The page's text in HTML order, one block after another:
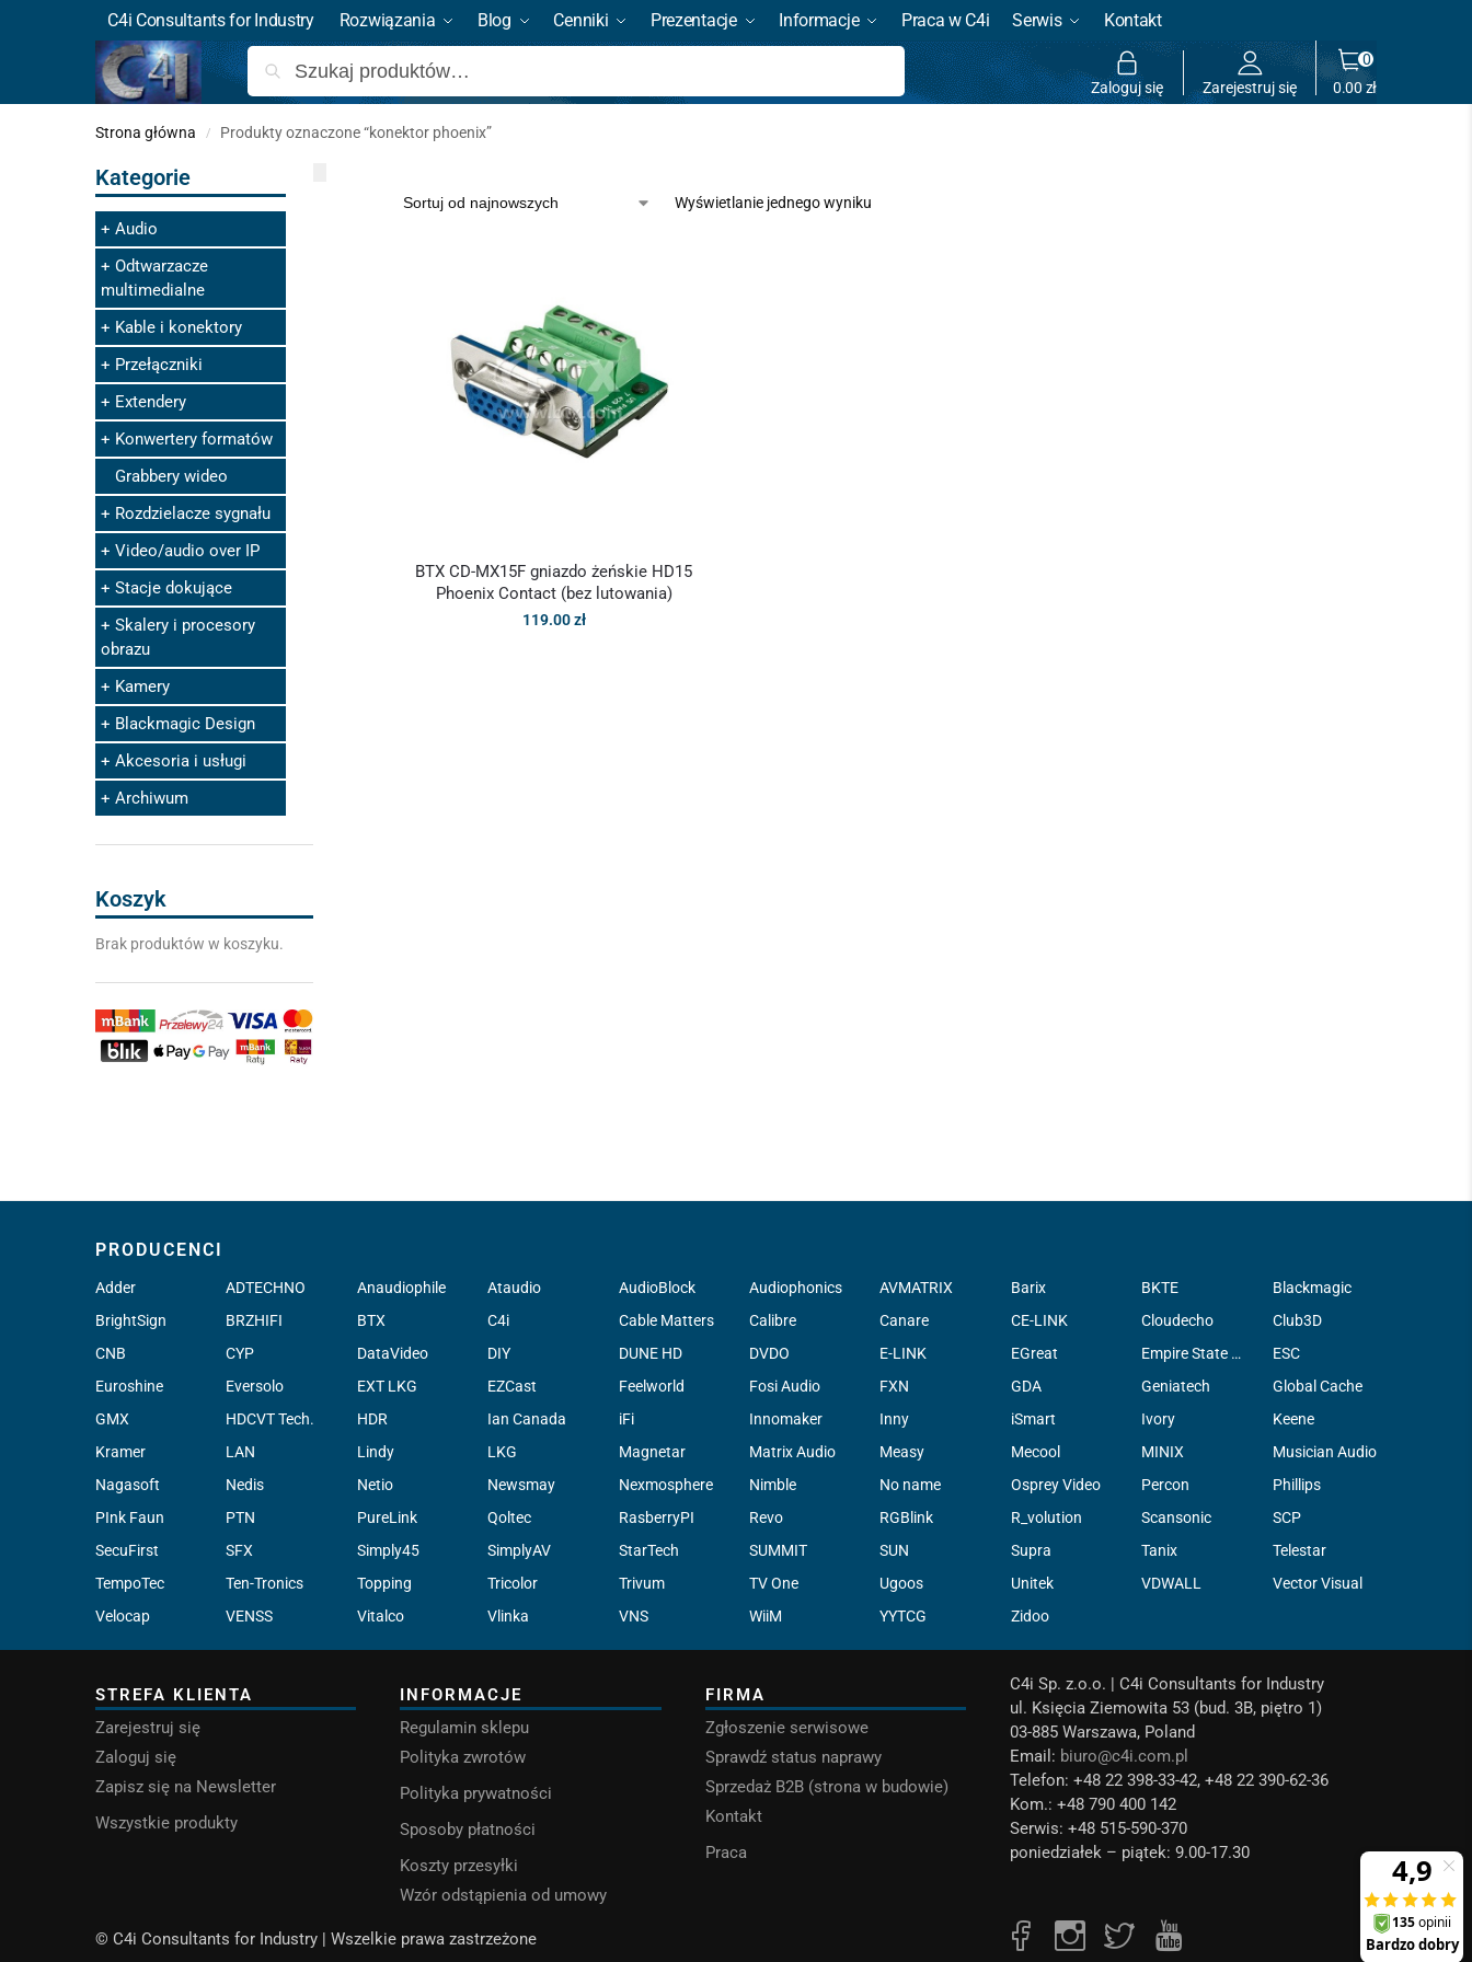
C4i Consultants for Industry Rozwiązania Blog Cenniki Prezentacje Informacje Praca w C4i Serwis Kontakt
Szukaj
Zaloguj się Zarejestruj się 0.00zł
0
Strona główna / Produkty oznaczone “konektor phoenix”
Wyświetlanie jednego wyniku
BTX CD-MX15F gniazdo żeńskie HD15
Phoenix Contact (bez lutowania)
119.00zł
Kategorie
Audio
Odtwarzacze
multimedialne
Kable i konektory
Przełączniki
Extendery
Konwertery formatów
Grabbery wideo
Rozdzielacze sygnału
Video/audio over IP
Stacje dokujące
Skalery i procesory
obrazu
Kamery
Blackmagic Design
Akcesoria i usługi
Archiwum
Koszyk
Brak produktów w koszyku.
PRODUCENCI
Adder ADTECHNO Anaudiophile Ataudio AudioBlock Audiophonics AVMATRIX Barix BKTE
Blackmagic
BrightSign
BRZHIFI BTX C4i Cable Matters Calibre Canare CE-LINK Cloudecho
Club3D
CNB
CYP DataVideo DIY DUNE HD DVDO E-LINK EGreat Empire State Filter Company, INC.
ESC
Euroshine
Eversolo EXT LKG EZCast Feelworld Fosi Audio FXN GDA Geniatech
Global Cache
GMX
HDCVT Tech. HDR Ian Canada iFi Innomaker Inny iSmart Ivory
Keene
Kramer
LAN Lindy LKG Magnetar Matrix Audio Measy Mecool MINIX
Musician Audio
Nagasoft
Nedis Netio Newsmay Nexmosphere Nimble No name Osprey Video Percon
Phillips
PInk Faun
PTN PureLink Qoltec RasberryPI Revo RGBlink R_volution Scansonic
SCP
SecuFirst
SFX Simply45 SimplyAV StarTech SUMMIT SUN Supra Tanix
Telestar
TempoTec
Ten-Tronics Topping Tricolor Trivum TV One Ugoos Unitek VDWALL
Vector Visual
Velocap
VENSS Vitalco Vlinka VNS WiiM YYTCG Zidoo
STREFA KLIENTA
Zarejestruj się
Zaloguj się
Zapisz się na Newsletter
Wszystkie produkty
INFORMACJE
Regulamin sklepu
Polityka zwrotów
Polityka prywatności
Sposoby płatności
Koszty przesyłki
Wzór odstąpienia od umowy
FIRMA
Zgłoszenie serwisowe
Sprawdź status naprawy
Sprzedaż B2B (strona w budowie)
Kontakt
Praca
C4i Sp. z.o.o. | C4i Consultants for Industry
ul. Księcia Ziemowita 53 (bud. 3B, piętro 1)
03-885 Warszawa, Poland
Email: biuro@c4i.com.pl
Telefon: +48 22 398-33-42, +48 22 390-62-36
Kom.: +48 790 400 142
Serwis: +48 515-590-370
poniedziałek – piątek: 9.00-17.30
© C4i Consultants for Industry | Wszelkie prawa zastrzeżone